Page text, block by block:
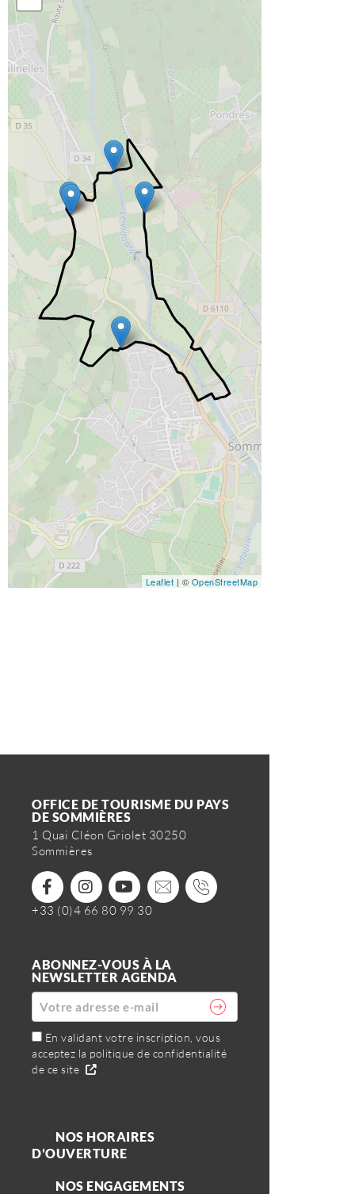
Leaflet | © OpenStreetMap
OFFICE DE TOURISME DU PAYS
DE SOMMIÈRES
1 Quai Cléon Griolet 30250
Sommières
+33 (0)4 66 80 99 30
ABONNEZ-VOUS À LA
NEWSLETTER AGENDA
En validant votre inscription, vous
acceptez la politique de confidentialité
de ce site
NOS HORAIRES
D'OUVERTURE
NOS ENGAGEMENTS